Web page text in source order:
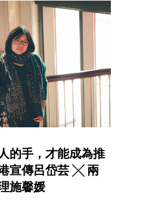
的手，才能成為推
宣傳呂岱芸 ╳ 兩
施馨媛